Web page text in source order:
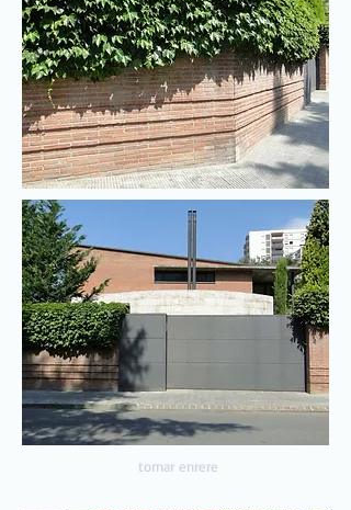
tornar enrere